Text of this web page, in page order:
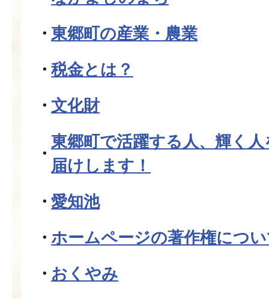
東郷町の産業・農業
税金とは？
文化財
東郷町で活躍する人、輝く
届けします！
愛知池
ホームページの著作権につ
おくやみ